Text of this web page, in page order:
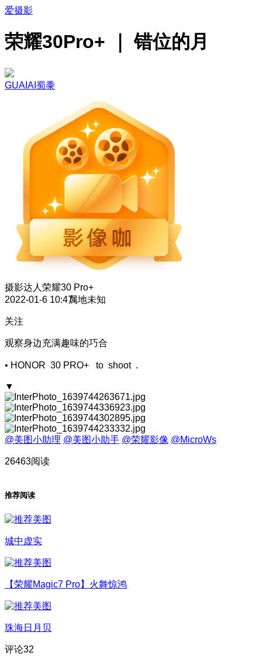
爱摄影
荣耀30Pro+ ｜ 错位的月
GUAIAI蜀黍
摄影达人 荣耀30 Pro+
2022-01-6 10:47属地未知
关注
观察身边充满趣味的巧合
• HONOR 30 PRO+ to shoot .
▼
@美图小助理 @美图小助手 @荣耀影像 @MicroWs
26463阅读
推荐阅读
城中虚实
【荣耀Magic7 Pro】火舞惊鸿
珠海日月贝
评论32